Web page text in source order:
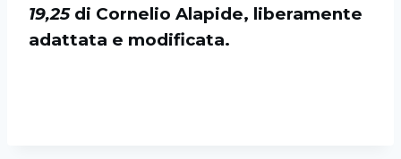
19,25di Cornelio Alapide, liberamente
adattata e modificata.